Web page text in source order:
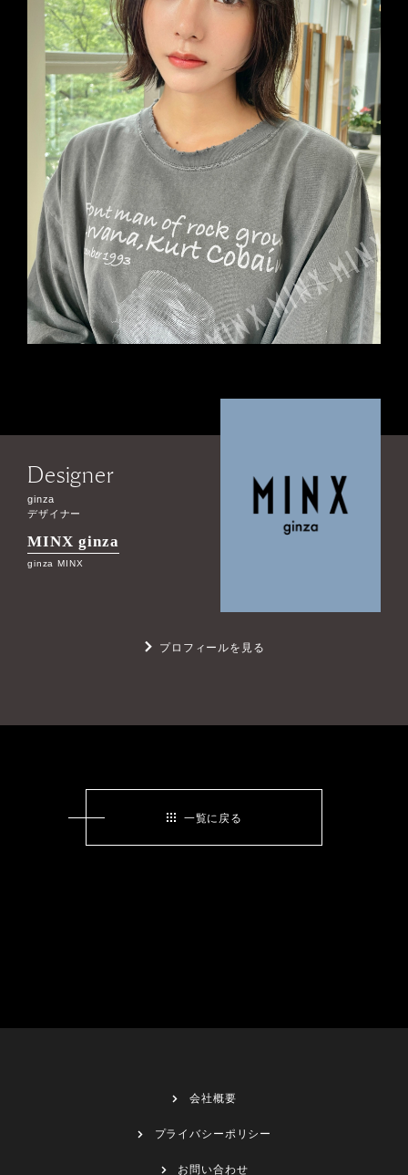
Designer
ginza
デザイナー
MINX ginza
ginza MINX
プロフィールを見る
一覧に戻る
会社概要
プライバシーポリシー
お問い合わせ